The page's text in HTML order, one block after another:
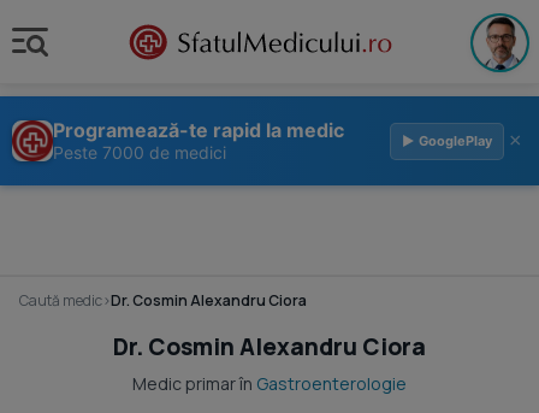
Programează-te rapid la medic
Peste 7000 de medici
▶ GooglePlay ×
Caută medic›Dr. Cosmin Alexandru Ciora
Dr. Cosmin Alexandru Ciora
Medic primar în Gastroenterologie